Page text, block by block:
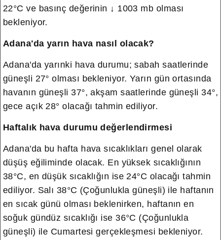
22°C ve basınç değerinin ↓ 1003 mb olması
bekleniyor.
Adana'da yarın hava nasıl olacak?
Adana'da yarınki hava durumu; sabah saatlerinde
güneşli 27° olması bekleniyor. Yarın gün ortasında
havanın güneşli 37°, akşam saatlerinde güneşli 34°,
gece açık 28° olacağı tahmin ediliyor.
Haftalık hava durumu değerlendirmesi
Adana'da bu hafta hava sıcaklıkları genel olarak
düşüş eğiliminde olacak. En yüksek sıcaklığının
38°C, en düşük sıcaklığın ise 24°C olacağı tahmin
ediliyor. Salı 38°C (Çoğunlukla güneşli) ile haftanın
en sıcak günü olması beklenirken, haftanın en
soğuk gündüz sıcaklığı ise 36°C (Çoğunlukla
güneşli) ile Cumartesi gerçekleşmesi bekleniyor.